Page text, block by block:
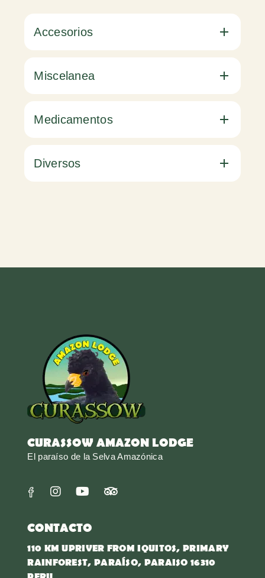
Accesorios
Miscelanea
Medicamentos
Diversos
CURASSOW AMAZON LODGE
El paraíso de la Selva Amazónica
CONTACTO
110 KM UPRIVER FROM IQUITOS, PRIMARY
RAINFOREST, PARAÍSO, PARAISO 16310